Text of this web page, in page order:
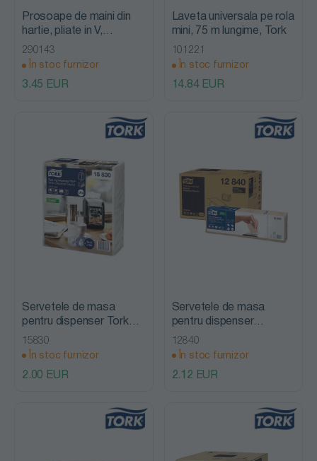
Prosoape de maini din
hartie, pliate in V,
Singlefold Advanced,
Tork
290143
În stoc furnizor
3.45 EUR
Laveta universala pe rola
mini, 75 m lungime, Tork
101221
În stoc furnizor
14.84 EUR
Servetele de masa
pentru dispenser Tork
Xpressnap Fit, alb, Tork
15830
În stoc furnizor
2.00 EUR
Servetele de masa
pentru dispenser
Xpressnap Extra Soft,
natural, Tork
12840
În stoc furnizor
2.12 EUR